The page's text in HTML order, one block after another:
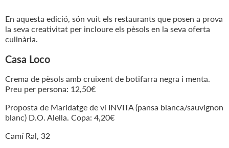
En aquesta edició, són vuit els restaurants que posen a prova
la seva creativitat per incloure els pèsols en la seva oferta
culinària.
Casa Loco
Crema de pèsols amb cruixent de botifarra negra i menta.
Preu per persona: 12,50€
Proposta de Maridatge de vi INVITA (pansa blanca/sauvignon
blanc) D.O. Alella. Copa: 4,20€
Camí Ral, 32